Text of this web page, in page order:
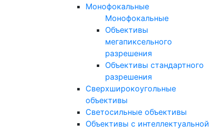
Монофокальные
Монофокальные
Объективы
мегапиксельного
разрешения
Объективы стандартного
разрешения
Сверхширокоугольные
объективы
Светосильные объективы
Объективы с интеллектуальной